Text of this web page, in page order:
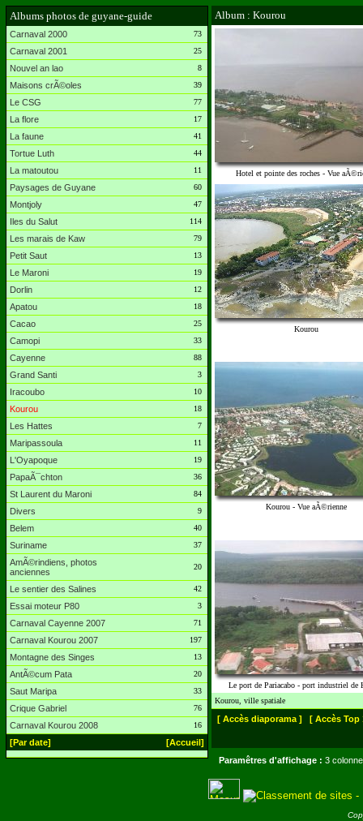
Albums photos de guyane-guide
Carnaval 2000 73
Carnaval 2001 25
Nouvel an lao 8
Maisons crÃ©oles 39
Le CSG 77
La flore 17
La faune 41
Tortue Luth 44
La matoutou 11
Paysages de Guyane 60
Montjoly 47
Iles du Salut 114
Les marais de Kaw 79
Petit Saut 13
Le Maroni 19
Dorlin 12
Apatou 18
Cacao 25
Camopi 33
Cayenne 88
Grand Santi 3
Iracoubo 10
Kourou 18
Les Hattes 7
Maripassoula 11
L'Oyapoque 19
PapaÃ¯chton 36
St Laurent du Maroni 84
Divers 9
Belem 40
Suriname 37
AmÃ©rindiens, photos
anciennes
20
Le sentier des Salines 42
Essai moteur P80 3
Carnaval Cayenne 2007 71
Carnaval Kourou 2007 197
Montagne des Singes 13
AntÃ©cum Pata 20
Saut Maripa 33
Crique Gabriel 76
Carnaval Kourou 2008 16
[Par date] [Accueil]
Album : Kourou
Hotel et pointe des roches - Vue
Kourou
Kourou - Vue aÃ©rienne
Le port de Pariacabo - port industriel de
Kourou, ville spatiale
[ Accès diaporama ] [ Accès Top
Paramêtres d'affichage : 3